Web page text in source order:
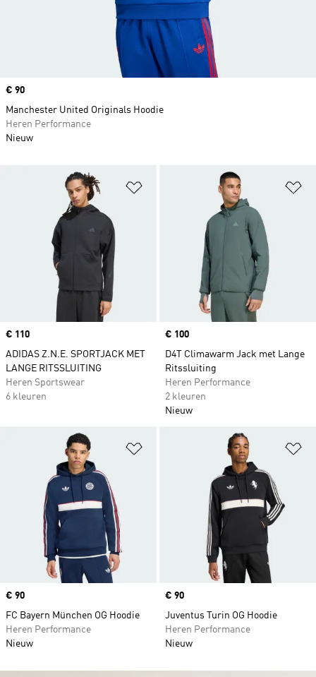
Op verlanglijst zetten
Price
€ 110
ADIDAS Z.N.E. SPORTJACK MET
LANGE RITSSLUITING
Heren Sportswear
6 kleuren
Price
€ 100
D4T Climawarm Jack met Lange
Ritssluiting
Heren Performance
2 kleuren
Nieuw
Op verlanglijst zetten
Price
€ 90
FC Bayern München OG Hoodie
Heren Performance
Nieuw
Price
€ 90
Juventus Turin OG Hoodie
Heren Performance
Nieuw
Price
€ 90
Manchester United Originals Hoodie
Heren Performance
Nieuw